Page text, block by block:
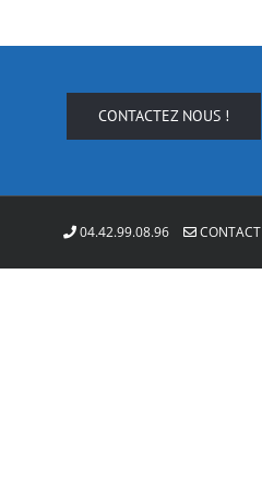
CONTACTEZ NOUS !
04.42.99.08.96 CONTACT